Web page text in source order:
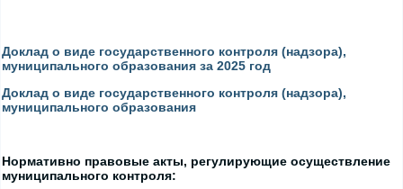
Доклад о виде государственного контроля (надзора),
муниципального образования за 2025 год
Доклад о виде государственного контроля (надзора),
муниципального образования
Нормативно правовые акты, регулирующие осуществление
муниципального контроля: